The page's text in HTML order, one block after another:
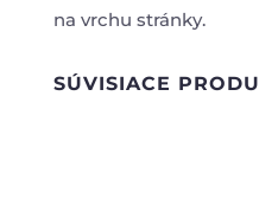
na vrchu stránky.
SÚVISIACE